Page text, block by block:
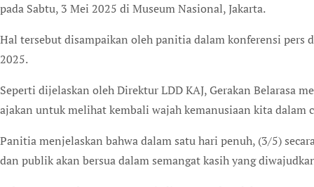
pada Sabtu, 3 Mei 2025 di Museum Nasional, Jakarta.
Hal tersebut disampaikan oleh panitia dalam konferensi pers
2025.
Seperti dijelaskan oleh Direktur LDD KAJ, Gerakan Belarasa
ajakan untuk melihat kembali wajah kemanusiaan kita dalam
Panitia menjelaskan bahwa dalam satu hari penuh, (3/5)
dan publik akan bersua dalam semangat kasih yang